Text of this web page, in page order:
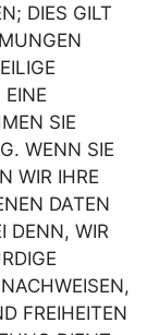
DIES GILT
SIE
WENN SIE
WIR IHRE
DATEN
DENN, WIR
FREIHEITEN